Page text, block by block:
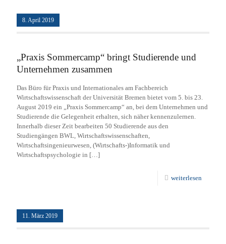
8. April 2019
„Praxis Sommercamp“ bringt Studierende und
Unternehmen zusammen
Das Büro für Praxis und Internationales am Fachbereich
Wirtschaftswissenschaft der Universität Bremen bietet vom 5. bis 23.
August 2019 ein „Praxis Sommercamp“ an, bei dem Unternehmen und
Studierende die Gelegenheit erhalten, sich näher kennenzulernen.
Innerhalb dieser Zeit bearbeiten 50 Studierende aus den
Studiengängen BWL, Wirtschaftswissenschaften,
Wirtschaftsingenieurwesen, (Wirtschafts-)Informatik und
Wirtschaftspsychologie in […]
weiterlesen
11. März 2019